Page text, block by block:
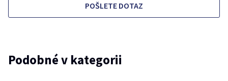
POŠLETE DOTAZ
Podobné v kategorii